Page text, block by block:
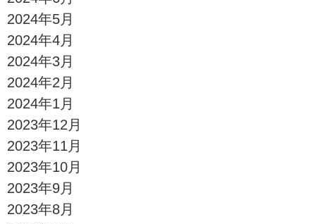
2024年5月
2024年4月
2024年3月
2024年2月
2024年1月
2023年12月
2023年11月
2023年10月
2023年9月
2023年8月